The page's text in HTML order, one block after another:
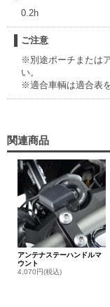
0.2h
ご注意
※別途ポーチまたは
い。
※適合車輌は適合表
関連商品
アンテナステーハンドルマ
ウント
4,070円(税込)